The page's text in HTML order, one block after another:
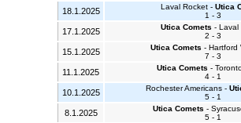
18.1.2025 Laval Rocket - Utica
1 - 3
17.1.2025 Utica Comets - Laval
2 - 3
15.1.2025 Utica Comets - Hartford
7 - 3
11.1.2025 Utica Comets -
4 - 1
10.1.2025 Rochester Americans -
5 - 1
8.1.2025 Utica Comets -
5 - 1